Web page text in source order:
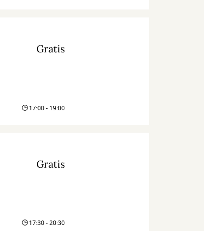
Gratis
17:00 - 19:00
Gratis
17:30 - 20:30